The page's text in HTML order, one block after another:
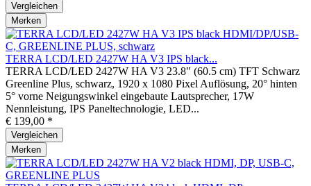
Vergleichen
Merken
TERRA LCD/LED 2427W HA V3 IPS black...
TERRA LCD/LED 2427W HA V3 23.8" (60.5 cm) TFT Schwarz
Greenline Plus, schwarz, 1920 x 1080 Pixel Auflösung, 20° hinten
5° vorne Neigungswinkel eingebaute Lautsprecher, 17W
Nennleistung, IPS Paneltechnologie, LED...
€ 139,00 *
Vergleichen
Merken